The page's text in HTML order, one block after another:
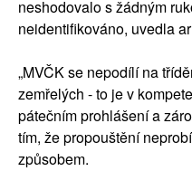
neshodovalo s žádným
neidentifikováno, uvedla
„MVČK se nepodílí na
zemřelých - to je v
pátečním prohlášení a
tím, že propouštění
způsobem.